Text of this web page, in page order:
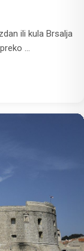
ili kula Brsalja
...